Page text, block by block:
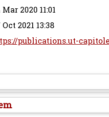
Mar 2020 11:01
Oct 2021 13:38
publications.ut-